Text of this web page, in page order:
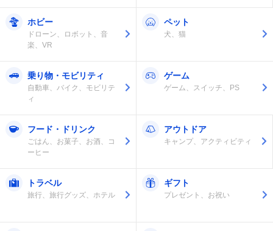
ホビー
ドローン、ロボット、音
楽、VR
ペット
犬、猫
乗り物・モビリティ
自動車、バイク、モビリテ
ィ
ゲーム
ゲーム、スイッチ、PS
フード・ドリンク
ごはん、お菓子、お酒、コ
ーヒー
アウトドア
キャンプ、アクティビティ
トラベル
旅行、旅行グッズ、ホテル
ギフト
プレゼント、お祝い